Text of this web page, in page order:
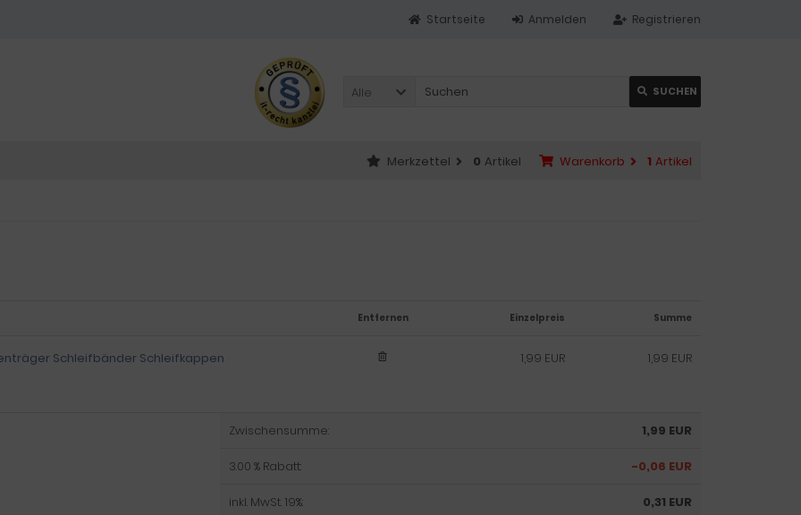
Registrieren
Anmelden
Startseite
Alle SUCHEN
Warenkorb 1 Artikel
Merkzettel 0 Artikel
Summe
Einzelpreis
Entfernen
Schleifbänder Schleifkappen 1,99 EUR
1,99 EUR
Zwischensumme: 1,99 EUR
3.00 % Rabatt: -0,06 EUR
inkl. MwSt. 19%: 0,31 EUR